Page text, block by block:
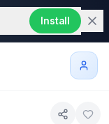
Install